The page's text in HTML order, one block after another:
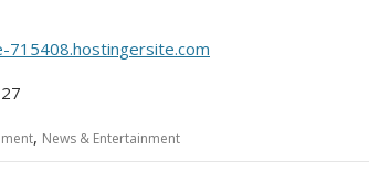
715408.hostingersite.com
, News & Entertainment